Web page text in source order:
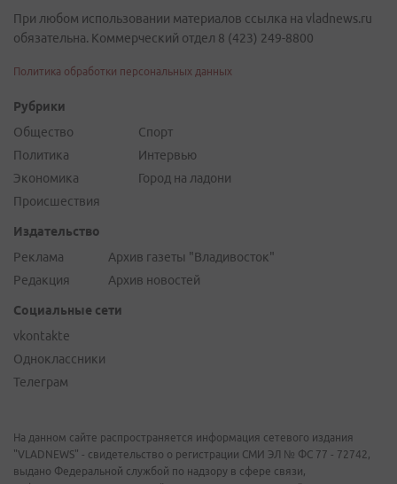
При любом использовании материалов ссылка на vladnews.ru
обязательна. Коммерческий отдел 8 (423) 249-8800
Политика обработки персональных данных
Рубрики
Общество
Политика
Экономика
Происшествия
Спорт
Интервью
Город на ладони
Издательство
Реклама
Редакция
Архив газеты "Владивосток"
Архив новостей
Социальные сети
vkontakte
Одноклассники
Телеграм
На данном сайте распространяется информация сетевого издания
"VLADNEWS" - свидетельство о регистрации СМИ ЭЛ № ФС 77 - 72742,
выдано Федеральной службой по надзору в сфере связи,